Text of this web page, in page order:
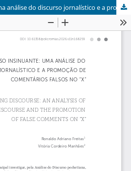
Discurso insinuante: uma análise do discurso jornalístico e a promoção de comentários falsos no “X”